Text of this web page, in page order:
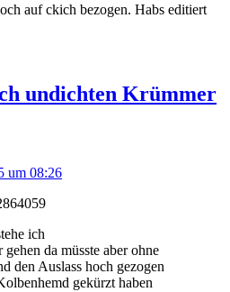
auf ckich bezogen. Habs editiert
undichten Krümmer
um 08:26
ich
gehen da müsste aber ohne
den Auslass hoch gezogen
gekürzt haben